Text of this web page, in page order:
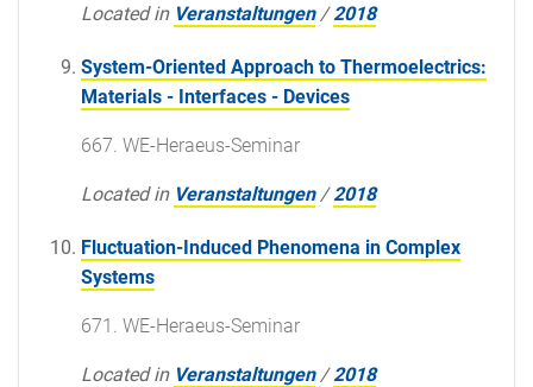
Located in Veranstaltungen /2018
System-Oriented Approach to Thermoelectrics:
Materials - Interfaces - Devices
667. WE-Heraeus-Seminar
Located in Veranstaltungen /2018
Fluctuation-Induced Phenomena in Complex
Systems
671. WE-Heraeus-Seminar
Located in Veranstaltungen /2018